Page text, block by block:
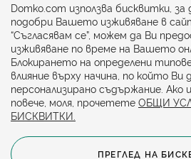
Начини на плащане:
Domko.com използва бисквитки, за
подобри Вашето изживяване в
“Съгласявам се”, можем да Ви
изживяване по време на Вашето
Блокирането на определени
влияние върху начина, по който Ви
персонализирано съдържание. Ако
повече, моля, прочетете ОБЩИ
БИСКВИТКИ.
ПРЕГЛЕД НА